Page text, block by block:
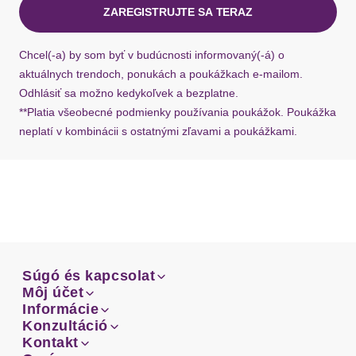
ZAREGISTRUJTE SA TERAZ
Chcel(-a) by som byť v budúcnosti informovaný(-á) o
aktuálnych trendoch, ponukách a poukážkach e-mailom.
Odhlásiť sa možno kedykoľvek a bezplatne.
**Platia všeobecné podmienky používania poukážok. Poukážka
neplatí v kombinácii s ostatnými zľavami a poukážkami.
Súgó és kapcsolat
Email
Facebook
Súgó és kapcsolat
Email
Môj účet
Prehľad objednávok
Môj účet
Prehľad objednávok
Informácie
Doprava
Informácie
Konzultáció
Sprievodca-veľkosťami
Konzultáció
Kontakt